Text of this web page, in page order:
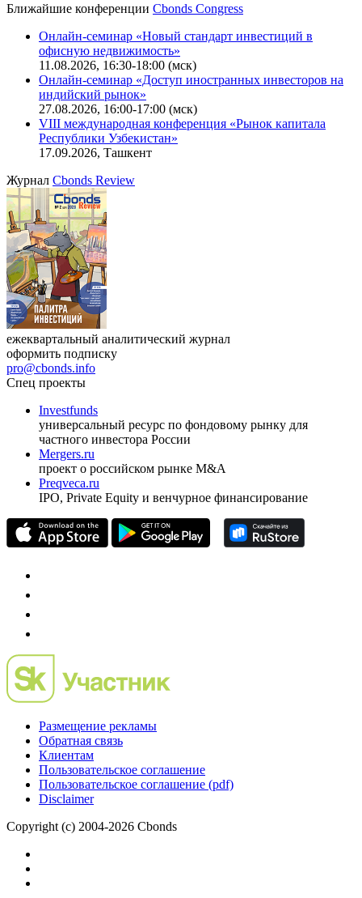
Ближайшие конференции Cbonds Congress
Онлайн-семинар «Новый стандарт инвестиций в
офисную недвижимость»
11.08.2026, 16:30-18:00 (мск)
Онлайн-семинар «Доступ иностранных инвесторов на
индийский рынок»
27.08.2026, 16:00-17:00 (мск)
VIII международная конференция «Рынок капитала
Республики Узбекистан»
17.09.2026, Ташкент
Журнал Cbonds Review
ежеквартальный аналитический журнал
оформить подписку
pro@cbonds.info
Спец проекты
Investfunds
универсальный ресурс по фондовому рынку для
частного инвестора России
Mergers.ru
проект о российском рынке M&A
Preqveca.ru
IPO, Private Equity и венчурное финансирование
Размещение рекламы
Обратная связь
Клиентам
Пользовательское соглашение
Пользовательское соглашение (pdf)
Disclaimer
Copyright (c) 2004-2026 Cbonds